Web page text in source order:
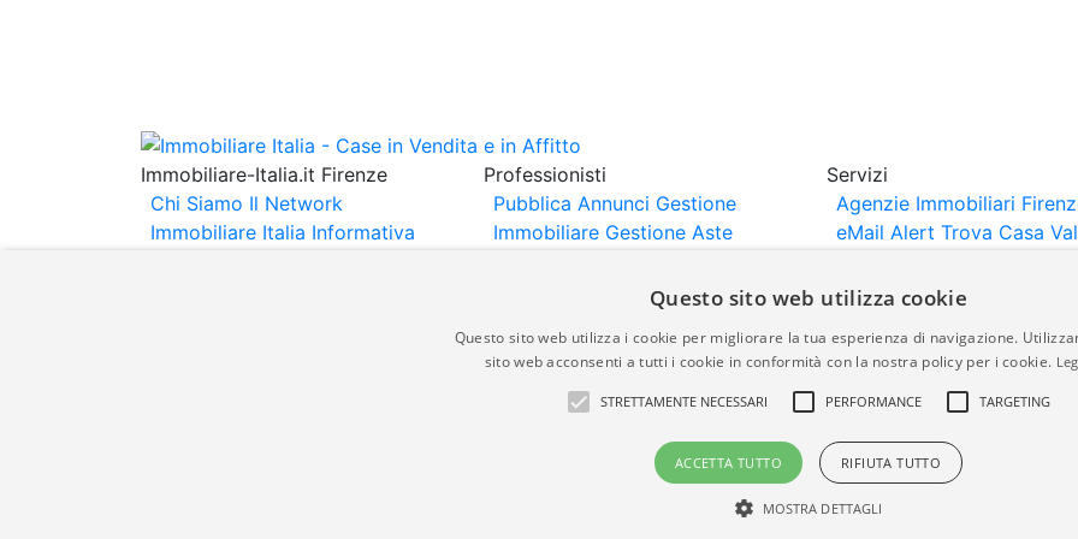
Immobiliare-Italia.it Firenze
Chi Siamo Il Network
Immobiliare Italia Informativa
Professionisti
Pubblica Annunci Gestione
Immobiliare Gestione Aste
Importazione
Servizi
Agenzie Immobiliari
eMail Alert Trova Casa
Gli annunci immobiliari presenti su immobiliare-italia.it vengono pubblicati da agenzie immobiliari e
italia.it quindi non è responsabile della veridicità, della correttezza, della completezza, della
Questo sito web utilizza cookie
Questo sito web utilizza i cookie per migliorare la tua esperienza di navigazione.
sito web acconsenti a tutti i cookie in conformità con la nostra policy per i cookie.
STRETTAMENTE NECESSARI PERFORMANCE TARGETING
ACCETTA TUTTO RIFIUTA TUTTO
MOSTRA DETTAGLI